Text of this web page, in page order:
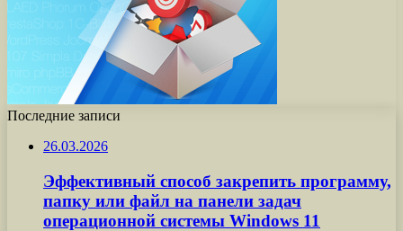
Последние записи
26.03.2026
Эффективный способ закрепить программу,
папку или файл на панели задач
операционной системы Windows 11